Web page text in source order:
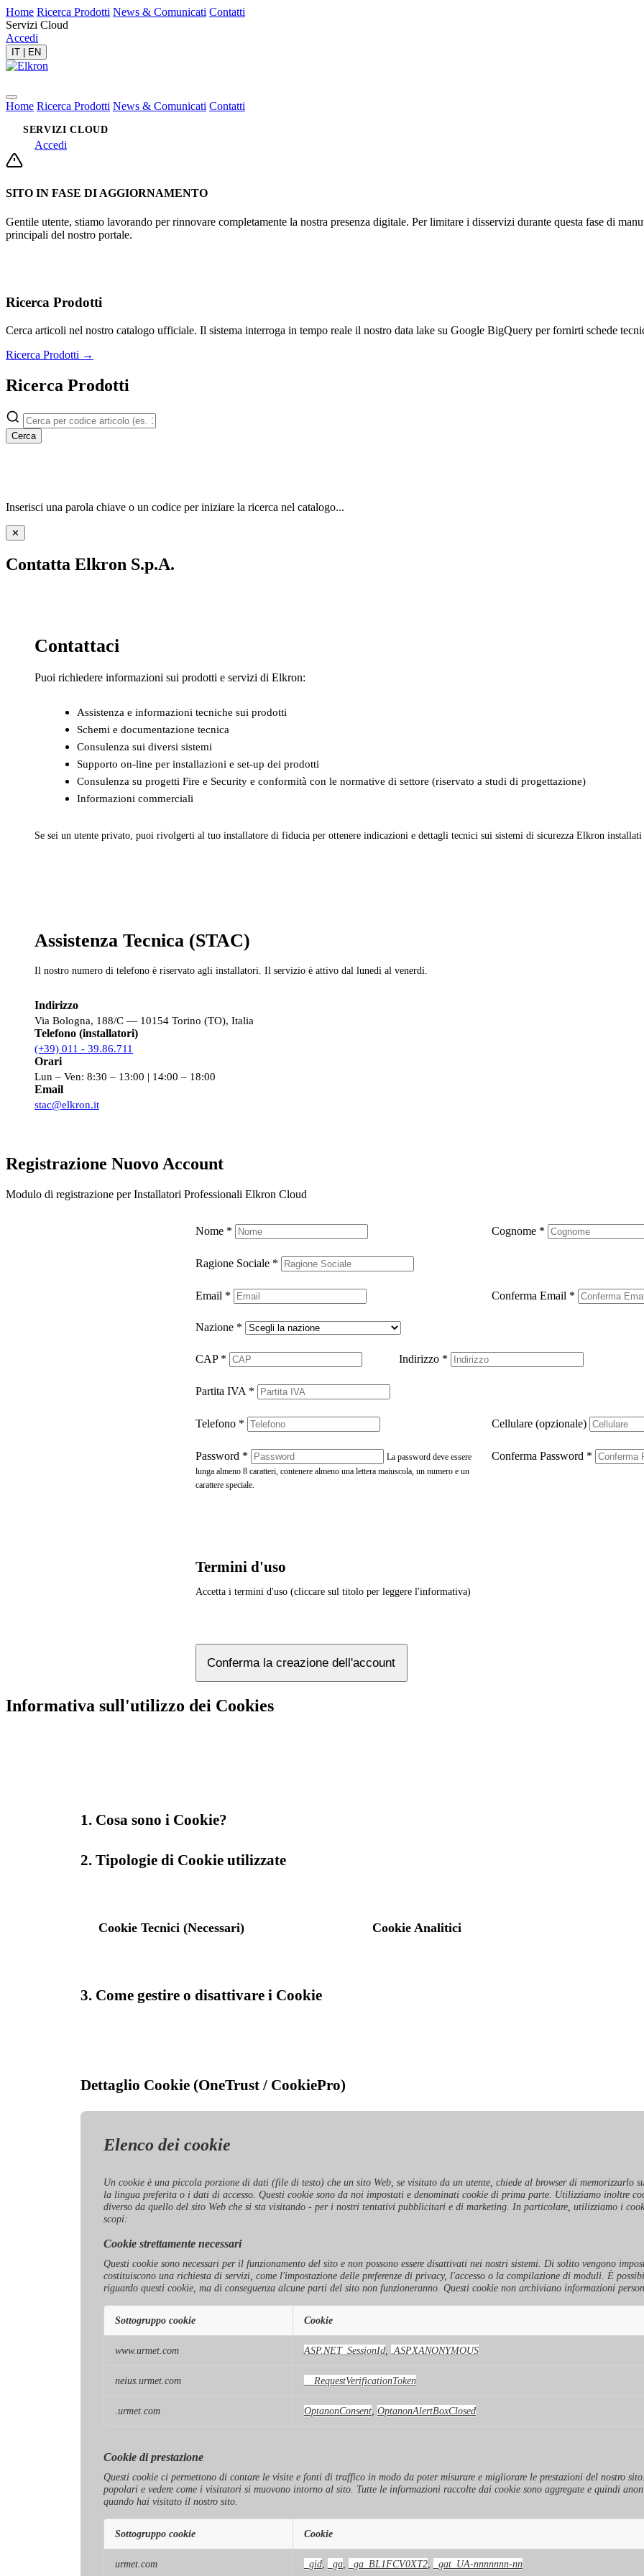
Home Ricerca Prodotti News & Comunicati Contatti
Servizi Cloud
Accedi
IT EN
Home Ricerca Prodotti News & Comunicati Contatti
SERVIZI CLOUD
Accedi
SITO IN FASE DI AGGIORNAMENTO
Gentile utente, stiamo lavorando per rinnovare completamente la nostra presenza digitale. Per limitare i disservizi durante questa fase di
principali del nostro portale.
Ricerca Prodotti
Cerca articoli nel nostro catalogo ufficiale. Il sistema interroga in tempo reale il nostro data lake su Google BigQuery per fornirti schede
Ricerca Prodotti →
Ricerca Prodotti
Cerca
Inserisci una parola chiave o un codice per iniziare la ricerca nel catalogo...
✕
Contatta Elkron S.p.A.
Contattaci
Puoi richiedere informazioni sui prodotti e servizi di Elkron:
Assistenza e informazioni tecniche sui prodotti
Schemi e documentazione tecnica
Consulenza sui diversi sistemi
Supporto on-line per installazioni e set-up dei prodotti
Consulenza su progetti Fire e Security e conformità con le normative di settore (riservato a studi di progettazione)
Informazioni commerciali
Se sei un utente privato, puoi rivolgerti al tuo installatore di fiducia per ottenere indicazioni e dettagli tecnici sui sistemi di sicurezza Elkron installati
Assistenza Tecnica (STAC)
Il nostro numero di telefono è riservato agli installatori. Il servizio è attivo dal lunedì al venerdì.
Indirizzo
Via Bologna, 188/C — 10154 Torino (TO), Italia
Telefono (installatori)
(+39) 011 - 39.86.711
Orari
Lun – Ven: 8:30 – 13:00 | 14:00 – 18:00
Email
stac@elkron.it
Registrazione Nuovo Account
Modulo di registrazione per Installatori Professionali Elkron Cloud
Nome * Cognome *
Ragione Sociale *
Email * Conferma Email *
Nazione *
CAP * Indirizzo *
Partita IVA *
Telefono * Cellulare (opzionale)
Password *
La password deve essere
lunga almeno 8 caratteri, contenere almeno una lettera maiuscola, un numero e un
carattere speciale.
Conferma Password *
Termini d'uso
Accetta i termini d'uso (cliccare sul titolo per leggere l'informativa)
Conferma la creazione dell'account
Informativa sull'utilizzo dei Cookies
1. Cosa sono i Cookie?
2. Tipologie di Cookie utilizzate
Cookie Tecnici (Necessari) Cookie Analitici
3. Come gestire o disattivare i Cookie
Dettaglio Cookie (OneTrust / CookiePro)
Elenco dei cookie
Un cookie è una piccola porzione di dati (file di testo) che un sito Web, se visitato da un utente, chiede al browser di memorizzarlo
la lingua preferita o i dati di accesso. Questi cookie sono da noi impostati e denominati cookie di prima parte. Utilizziamo inoltre
diverso da quello del sito Web che si sta visitando - per i nostri tentativi pubblicitari e di marketing. In particolare, utilizziamo i
scopi:
Cookie strettamente necessari
Questi cookie sono necessari per il funzionamento del sito e non possono essere disattivati ​​nei nostri sistemi. Di solito vengono
costituiscono una richiesta di servizi, come l'impostazione delle preferenze di privacy, l'accesso o la compilazione di moduli. È
riguardo questi cookie, ma di conseguenza alcune parti del sito non funzioneranno. Questi cookie non archiviano informazioni
strettamente
Sottogruppo cookie Cookie
www.urmet.com ASP.NET_SessionId .ASPXANONYMOUS
neius.urmet.com __RequestVerificationToken
.urmet.com OptanonConsent OptanonAlertBoxClosed
Cookie di prestazione
Questi cookie ci permettono di contare le visite e fonti di traffico in modo da poter misurare e migliorare le prestazioni del nostro
popolari e vedere come i visitatori si muovono intorno al sito. Tutte le informazioni raccolte dai cookie sono aggregate e quindi
quando hai visitato il nostro sito.
Sottogruppo cookie Cookie
urmet.com _gid _ga _ga_BL1FCV0XT2 _gat_UA-nnnnnnn-nn